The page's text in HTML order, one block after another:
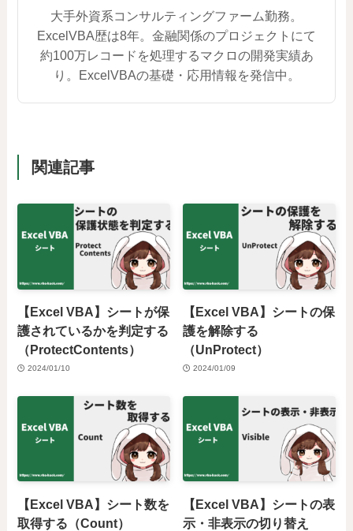
大手外資系コンサルティングファーム勤務。
ExcelVBA歴は8年。金融関係のプロジェクトにて
約100万レコードを処理するマクロの開発実績あ
り。ExcelVBAの基礎・応用情報を発信中。
関連記事
【Excel VBA】シートが保
護されているかを判定する
（ProtectContents）
2024/01/10
【Excel VBA】シートの保
護を解除する
（UnProtect）
2024/01/09
【Excel VBA】シート数を
取得する（Count）
【Excel VBA】シートの表
示・非表示の切り替え